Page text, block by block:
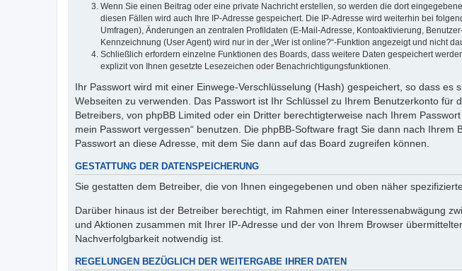
Wenn Sie einen Beitrag oder eine private Nachricht erstellen, so werden die dort
diesen Fällen wird auch Ihre IP-Adresse gespeichert. Die IP-Adresse wird weiterhin bei
Umfragen), Änderungen an zentralen Profildaten (E-Mail-Adresse, Kontoaktivierung,
Kennzeichnung (User Agent) wird nur in der „Wer ist online?“-Funktion angezeigt und nicht
Schließlich erfordern einzelne Funktionen des Boards, dass weitere Daten gespeichert
explizit von Ihnen gesetzte Lesezeichen oder Benachrichtigungsfunktionen.
Ihr Passwort wird mit einer Einwege-Verschlüsselung (Hash) gespeichert, so dass
Webseiten zu verwenden. Das Passwort ist Ihr Schlüssel zu Ihrem Benutzerkonto
Betreibers, von phpBB Limited oder ein Dritter berechtigterweise nach Ihrem
mein Passwort vergessen“ benutzen. Die phpBB-Software fragt Sie dann nach
Passwort an diese Adresse, mit dem Sie dann auf das Board zugreifen können.
GESTATTUNG DER DATENSPEICHERUNG
Sie gestatten dem Betreiber, die von Ihnen eingegebenen und oben näher
Darüber hinaus ist der Betreiber berechtigt, im Rahmen einer Interessenabwägung
und Aktionen zusammen mit Ihrer IP-Adresse und der von Ihrem Browser
Nachverfolgbarkeit notwendig ist.
REGELUNGEN BEZÜGLICH DER WEITERGABE IHRER DATEN